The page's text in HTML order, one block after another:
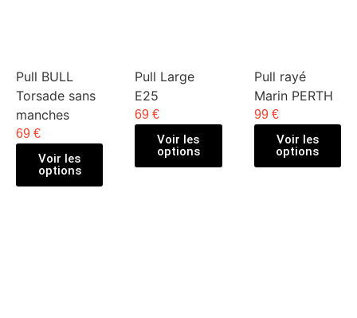
Pull BULL
Torsade sans
manches
69 €
Voir les
options
Pull Large
E25
69 €
Voir les
options
Pull rayé
Marin PERTH
99 €
Voir les
options